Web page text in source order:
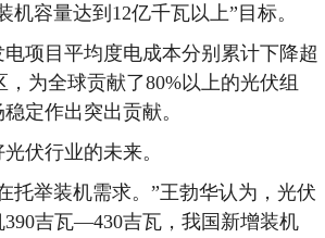
容量达到12亿千瓦以上”目标。
项目平均度电成本分别累计下降超
为全球贡献了80%以上的光伏组
定作出突出贡献。
伏行业的未来。
举装机需求。”王勃华认为，光伏
吉瓦—430吉瓦，我国新增装机